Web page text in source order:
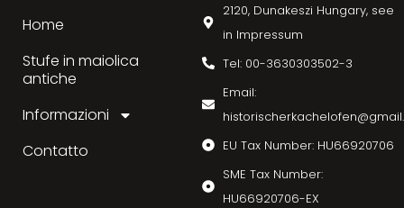
Home
Stufe in maiolica
antiche
Informazioni
Contatto
2120, Dunakeszi Hungary, see
in Impressum
Tel: 00-3630303502-3
Email:
EU Tax Number: HU66920706
SME Tax Number:
HU66920706-EX